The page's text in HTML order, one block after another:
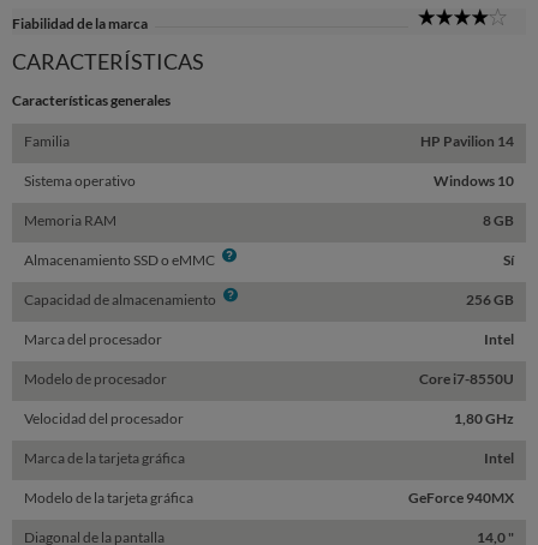
Fiabilidad de la marca
CARACTERÍSTICAS
Características generales
Familia HP Pavilion 14
Sistema operativo Windows 10
Memoria RAM 8 GB
Almacenamiento SSD o eMMC Info Sí
Capacidad de almacenamiento Info 256 GB
Marca del procesador Intel
Modelo de procesador Core i7-8550U
Velocidad del procesador 1,80 GHz
Marca de la tarjeta gráfica Intel
Modelo de la tarjeta gráfica GeForce 940MX
Diagonal de la pantalla 14,0 "